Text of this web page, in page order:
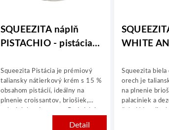
SQUEEZITA náplň
PISTACHIO - pistácia
Detail
Squeezita Pistácia je prémiový
taliansky nátierkový krém s 15 %
obsahom pistácií, ideálny na
plnenie croissantov, briošiek,
WHITE
čokoláda
orech 2kg
Squeezita biela
orech je
na plnenie
palaciniek a